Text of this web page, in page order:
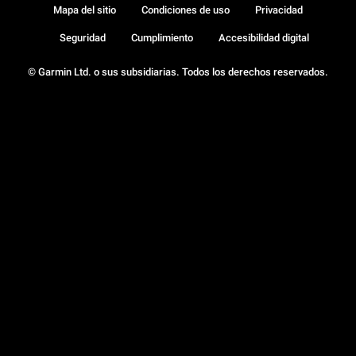
© Garmin Ltd. o sus subsidiarias. Todos los derechos reservados.
Mapa del sitio Condiciones de uso Privacidad
Seguridad Cumplimiento Accesibilidad digital